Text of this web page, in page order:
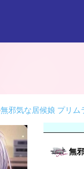
無邪気な居候娘 プリム
無